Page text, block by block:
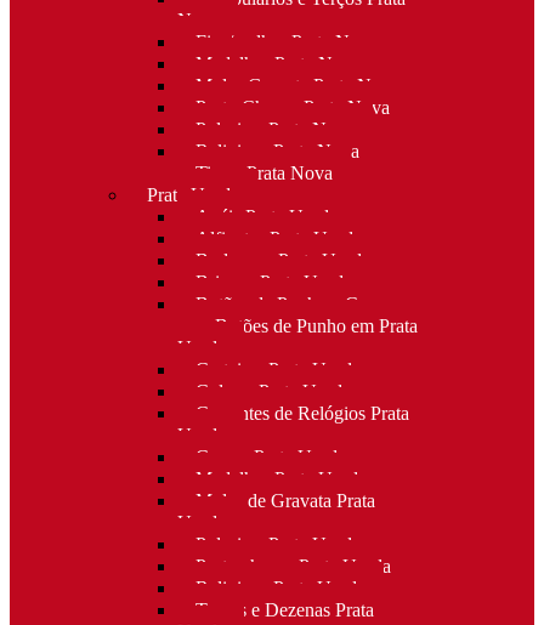
Nova
Fios/malhas Prata Nova
Medalhas Prata Nova
Molas Gravata Prata Nova
Porta-Chaves Prata Nova
Pulseiras Prata Nova
Religioso Prata Nova
Tiaras Prata Nova
Prata Usada
Anéis Prata Usada
Alfinetes Prata Usada
Berloques Prata Usada
Brincos Prata Usada
Botões de Punho e Capas
para Botões de Punho em Prata
Usada
Carteiras Prata Usada
Colares Prata Usada
Correntes de Relógios Prata
Usada
Cruzes Prata Usada
Medalhas Prata Usada
Molas de Gravata Prata
Usada
Pulseiras Prata Usada
Porta-chaves Prata Usada
Religioso Prata Usada
Terços e Dezenas Prata